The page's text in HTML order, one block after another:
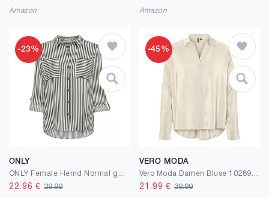
Amazon Amazon
-23%
ONLY
22.96 €29.99
-45%
VERO MODA
21.99 € 39.99